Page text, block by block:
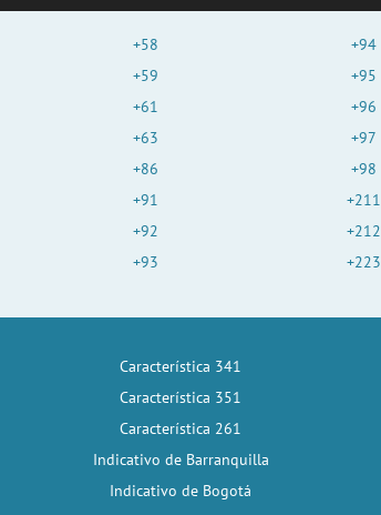
+58
+59
+61
+63
+86
+91
+92
+93
+94
+95
+96
+97
+98
+211
+212
+223
Característica 341
Característica 351
Característica 261
Indicativo de Barranquilla
Indicativo de Bogotá